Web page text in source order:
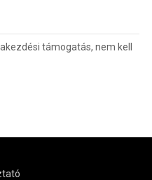
támogatás, nem kell